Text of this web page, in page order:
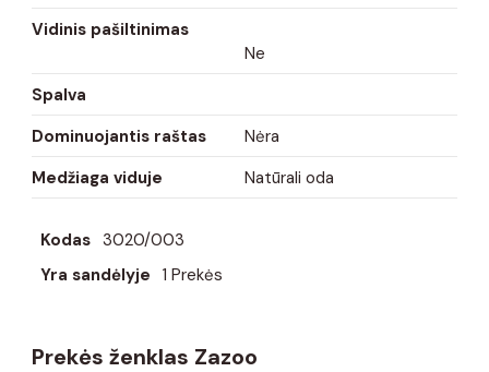
Vidinis pašiltinimas
Ne
Spalva
Dominuojantis raštas
Nėra
Medžiaga viduje
Natūrali oda
Kodas 3020/003
Yra sandėlyje 1 Prekės
Prekės ženklas Zazoo